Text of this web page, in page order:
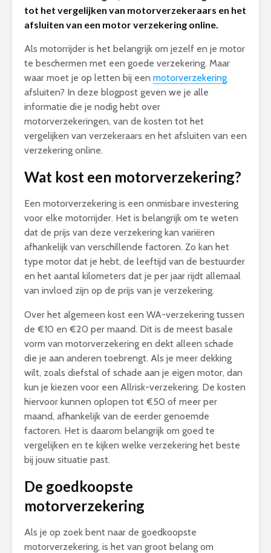
tot het vergelijken van motorverzekeraars en het
afsluiten van een motor verzekering online.
Als motorrijder is het belangrijk om jezelf en je motor
te beschermen met een goede verzekering. Maar
waar moet je op letten bij een motorverzekering
afsluiten? In deze blogpost geven we je alle
informatie die je nodig hebt over
motorverzekeringen, van de kosten tot het
vergelijken van verzekeraars en het afsluiten van een
verzekering online.
Wat kost een motorverzekering?
Een motorverzekering is een onmisbare investering
voor elke motorrijder. Het is belangrijk om te weten
dat de prijs van deze verzekering kan variëren
afhankelijk van verschillende factoren. Zo kan het
type motor dat je hebt, de leeftijd van de bestuurder
en het aantal kilometers dat je per jaar rijdt allemaal
van invloed zijn op de prijs van je verzekering.
Over het algemeen kost een WA-verzekering tussen
de €10 en €20 per maand. Dit is de meest basale
vorm van motorverzekering en dekt alleen schade
die je aan anderen toebrengt. Als je meer dekking
wilt, zoals diefstal of schade aan je eigen motor, dan
kun je kiezen voor een Allrisk-verzekering. De kosten
hiervoor kunnen oplopen tot €50 of meer per
maand, afhankelijk van de eerder genoemde
factoren. Het is daarom belangrijk om goed te
vergelijken en te kijken welke verzekering het beste
bij jouw situatie past.
De goedkoopste
motorverzekering
Als je op zoek bent naar de goedkoopste
motorverzekering, is het van groot belang om